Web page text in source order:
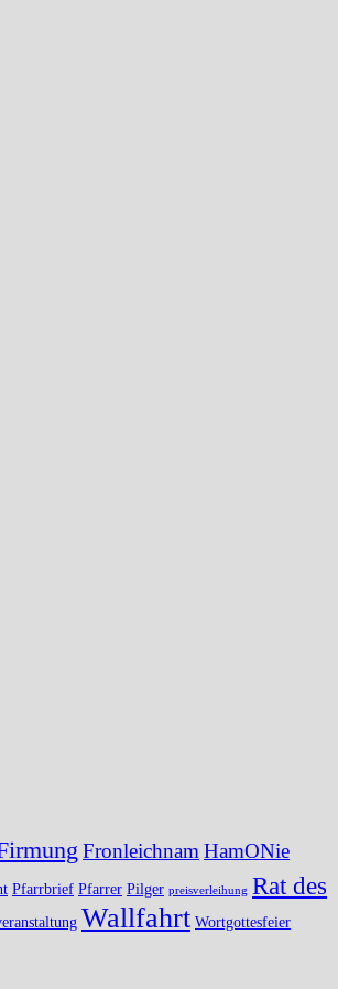
Fronleichnam HamONie
Pfarrbrief Pfarrer Pilger preisverleihung Rat des
Wallfahrt Wortgottesfeier